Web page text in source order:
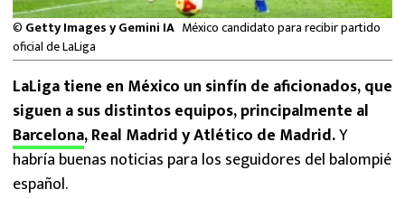
NFL
© Getty Images y Gemini IA México candidato para recibir partido
oficial de LaLiga
LaLiga tiene en México un sinfín de aficionados, que
siguen a sus distintos equipos, principalmente al
Barcelona, Real Madrid y Atlético de Madrid.Y
habría buenas noticias para los seguidores del balompié
español.